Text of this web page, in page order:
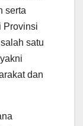
serta
Provinsi
satu
dan